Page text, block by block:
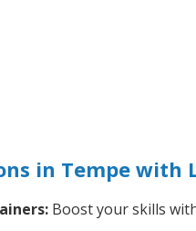
in Tempe with
Boost your skills